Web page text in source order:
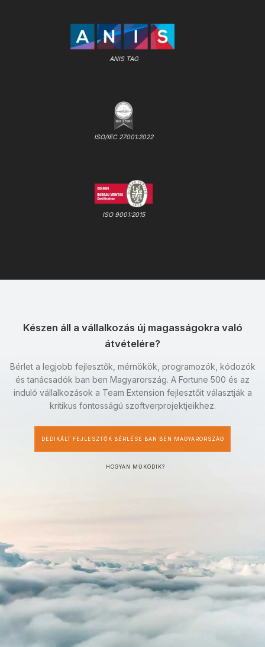
ANIS TAG
ISO/IEC 27001:2022
ISO 9001:2015
Készen áll a vállalkozás új magasságokra való
átvételére?
Bérlet a legjobb fejlesztők, mérnökök, programozók, kódozók
és tanácsadók ban ben Magyarország. A Fortune 500 és az
induló vállalkozások a Team Extension fejlesztőit választják a
kritikus fontosságú szoftverprojektjeikhez.
DEDIKÁLT FEJLESZTŐK BÉRLÉSE BAN BEN MAGYARORSZÁG
HOGYAN MŰKÖDIK?